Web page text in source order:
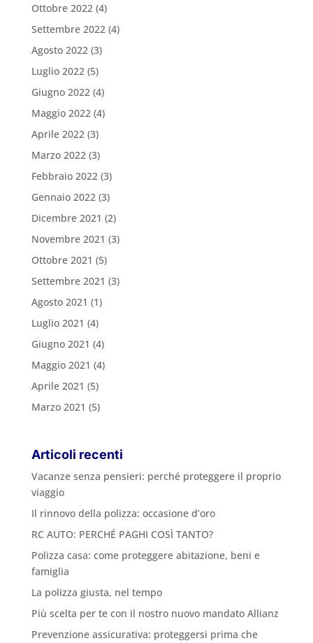
Ottobre 2022(4)
Settembre 2022(4)
Agosto 2022(3)
Luglio 2022(5)
Giugno 2022(4)
Maggio 2022(4)
Aprile 2022(3)
Marzo 2022(3)
Febbraio 2022(3)
Gennaio 2022(3)
Dicembre 2021 (2)
Novembre 2021 (3)
Ottobre 2021 (5)
Settembre 2021 (3)
Agosto 2021 (1)
Luglio 2021 (4)
Giugno 2021 (4)
Maggio 2021 (4)
Aprile 2021 (5)
Marzo 2021 (5)
Articoli recenti
Vacanze senza pensieri: perché proteggere il proprio
viaggio
Il rinnovo della polizza: occasione d’oro
RC AUTO: PERCHÉ PAGHI COSÌ TANTO?
Polizza casa: come proteggere abitazione, beni e
famiglia
La polizza giusta, nel tempo
Più scelta per te con il nostro nuovo mandato Allianz
Prevenzione assicurativa: proteggersi prima che